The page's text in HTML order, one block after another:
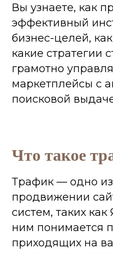
Вы узнаете, как
эффективный
бизнес-целей,
какие стратегии
грамотно
маркетплейсы с
поисковой
Что такое
Трафик — одно
продвижении
систем, таких
ним понимается
приходящих на